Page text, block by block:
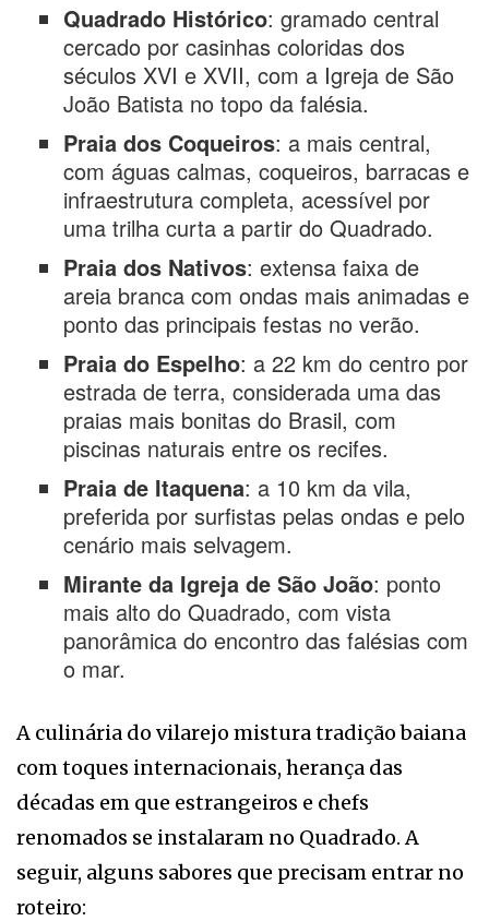
Quadrado Histórico: gramado central
cercado por casinhas coloridas dos
séculos XVI e XVII, com a Igreja de São
João Batista no topo da falésia.
Praia dos Coqueiros: a mais central,
com águas calmas, coqueiros, barracas e
infraestrutura completa, acessível por
uma trilha curta a partir do Quadrado.
Praia dos Nativos: extensa faixa de
areia branca com ondas mais animadas e
ponto das principais festas no verão.
Praia do Espelho: a 22 km do centro por
estrada de terra, considerada uma das
praias mais bonitas do Brasil, com
piscinas naturais entre os recifes.
Praia de Itaquena: a 10 km da vila,
preferida por surfistas pelas ondas e pelo
cenário mais selvagem.
Mirante da Igreja de São João: ponto
mais alto do Quadrado, com vista
panorâmica do encontro das falésias com
o mar.
A culinária do vilarejo mistura tradição baiana
com toques internacionais, herança das
décadas em que estrangeiros e chefs
renomados se instalaram no Quadrado. A
seguir, alguns sabores que precisam entrar no
roteiro: